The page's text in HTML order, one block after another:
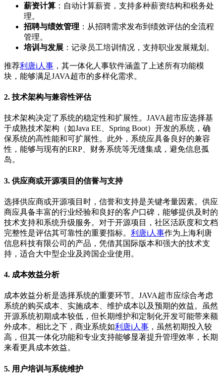
薪资计算 ：自动计算薪资，支持多种薪资结构和税务处
理。
招聘与绩效管理 ：从招聘需求发布到绩效评估的全流程
管理。
培训与发展 ：记录员工培训情况，支持职业发展规划。
推荐利唐i人事 ，其一体化人事软件涵盖了上述所有功能模
块，能够满足JAVA超市的多样化需求。
2. 技术架构与兼容性评估
技术架构决定了系统的稳定性和扩展性。JAVA超市应选择基
于成熟技术架构（如Java EE、Spring Boot）开发的系统，确
保系统的高性能和可扩展性。此外，系统应具备良好的兼容
性，能够与现有的ERP、财务系统等无缝集成，避免信息孤
岛。
3. 供应商或开源项目的信誉与支持
选择供应商或开源项目时，信誉和支持是关键考量因素。供应
商应具备丰富的行业经验和良好的客户口碑，能够提供及时的
技术支持和系统升级服务。对于开源项目，社区活跃度和文档
完整性是评估其可靠性的重要指标。 利唐i人事作为上海利唐
信息科技有限公司的产品，凭借其国际版本和强大的技术支
持，适合大中型企业及跨国企业使用。
4. 成本效益分析
成本效益分析是选择系统的重要环节。JAVA超市应综合考虑
系统的购买成本、实施成本、维护成本以及预期的效益。虽然
开源系统初期成本较低，但长期维护和定制化开发可能带来额
外成本。相比之下，商业系统如利唐i人事 ，虽然初期投入较
高，但其一体化功能和专业支持能够显著提升管理效率，长期
来看更具成本效益。
5. 用户培训与系统维护